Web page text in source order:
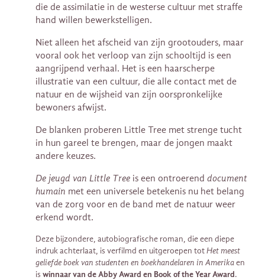
die de assimilatie in de westerse cultuur met straffe
hand willen bewerkstelligen.
Niet alleen het afscheid van zijn grootouders, maar
vooral ook het verloop van zijn schooltijd is een
aangrijpend verhaal. Het is een haarscherpe
illustratie van een cultuur, die alle contact met de
natuur en de wijsheid van zijn oorspronkelijke
bewoners afwijst.
De blanken proberen Little Tree met strenge tucht
in hun gareel te brengen, maar de jongen maakt
andere keuzes.
De jeugd van Little Tree is een ontroerend document
humain met een universele betekenis nu het belang
van de zorg voor en de band met de natuur weer
erkend wordt.
Deze bijzondere, autobiografische roman, die een diepe
indruk achterlaat, is verfilmd en uitgeroepen totHet meest
geliefde boekvan studenten en boekhandelaren in Amerikaen
is winnaar van de Abby Award en Book of the Year Award.